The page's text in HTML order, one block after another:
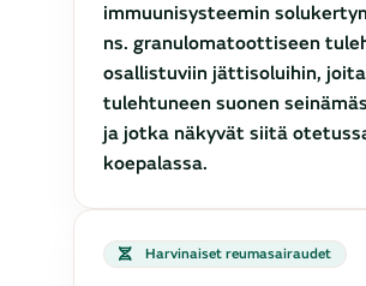
immuunisysteemin
ns. granulomatoottiseen
osallistuviin jättisoluihin,
tulehtuneen suonen
ja jotka näkyvät siitä
koepalassa.
Harvinaiset reumasairaudet